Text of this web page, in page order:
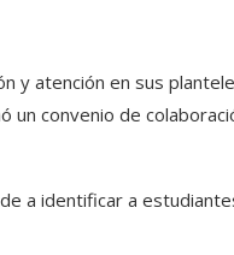
y atención en sus
un convenio de
a identificar a